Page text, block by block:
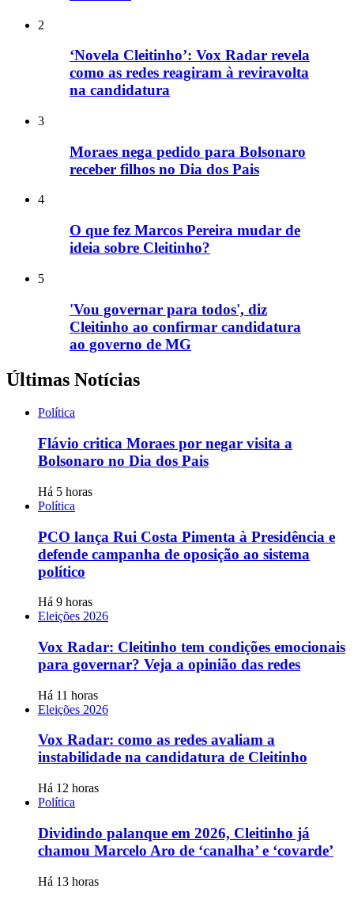
2
‘Novela Cleitinho’: Vox Radar revela
como as redes reagiram à reviravolta
na candidatura
3
Moraes nega pedido para Bolsonaro
receber filhos no Dia dos Pais
4
O que fez Marcos Pereira mudar de
ideia sobre Cleitinho?
5
'Vou governar para todos', diz
Cleitinho ao confirmar candidatura
ao governo de MG
Últimas Notícias
Política
Flávio critica Moraes por negar visita a
Bolsonaro no Dia dos Pais
Há 5 horas
Política
PCO lança Rui Costa Pimenta à Presidência e
defende campanha de oposição ao sistema
político
Há 9 horas
Eleições 2026
Vox Radar: Cleitinho tem condições emocionais
para governar? Veja a opinião das redes
Há 11 horas
Eleições 2026
Vox Radar: como as redes avaliam a
instabilidade na candidatura de Cleitinho
Há 12 horas
Política
Dividindo palanque em 2026, Cleitinho já
chamou Marcelo Aro de ‘canalha’ e ‘covarde’
Há 13 horas